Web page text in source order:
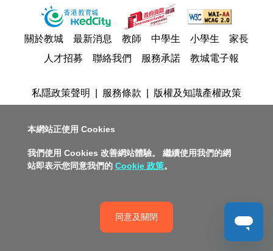
關於教城 最新消息 教師 中學生 小學生
家長
人才招募
聯絡我們 服務承諾 教城電子報
版權所有© 2026 香港教育城有限公司
私隱政策聲明 服務條款
版權及知識產權政策
本網站正使用 Cookies
我們使用 Cookies 改善網站體驗。 繼續使用我們的網
站即表示您同意我們的 Cookie 政策。
同意及關閉